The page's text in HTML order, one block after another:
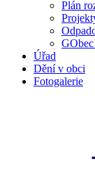
Plán
Úřad
Dění v obci
Fotogalerie